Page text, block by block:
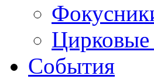
Цирковые
События